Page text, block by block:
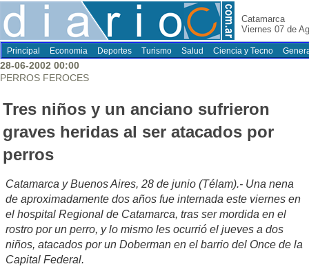
Catamarca
Viernes 07 de
Principal Economia Deportes Turismo Salud Ciencia y Tecno
28-06-2002 00:00
PERROS FEROCES
Tres niños y un anciano sufrieron
graves heridas al ser atacados por
perros
Catamarca y Buenos Aires, 28 de junio (Télam).- Una nena
de aproximadamente dos años fue internada este viernes en
el hospital Regional de Catamarca, tras ser mordida en el
rostro por un perro, y lo mismo les ocurrió el jueves a dos
niños, atacados por un Doberman en el barrio del Once de la
Capital Federal.